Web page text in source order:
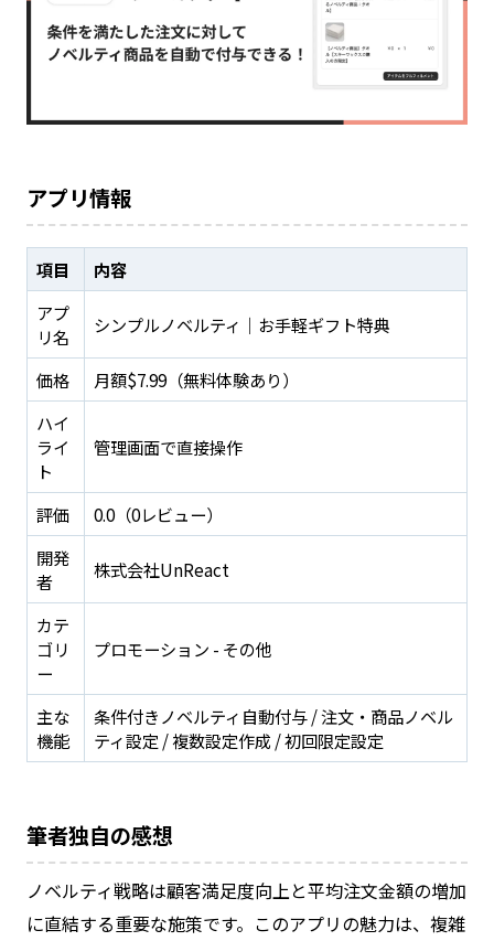
アプリ情報
項目
内容
アプ
リ名
シンプルノベルティ｜お手軽ギフト特典
価格
月額$7.99（無料体験あり）
ハイ
ライ
ト
管理画面で直接操作
評価
0.0（0レビュー）
開発
者
株式会社UnReact
カテ
ゴリ
ー
プロモーション - その他
主な
機能
条件付きノベルティ自動付与 / 注文・商品ノベル
ティ設定 / 複数設定作成 / 初回限定設定
筆者独自の感想
ノベルティ戦略は顧客満足度向上と平均注文金額の増加
に直結する重要な施策です。このアプリの魅力は、複雑